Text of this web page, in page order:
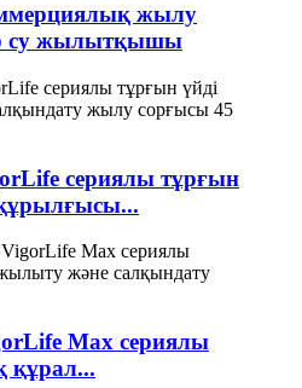
жылу
су жылытқышы
сериялы тұрғын
Max сериялы
құрал...